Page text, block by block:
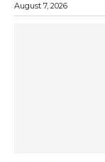
August 7, 2026